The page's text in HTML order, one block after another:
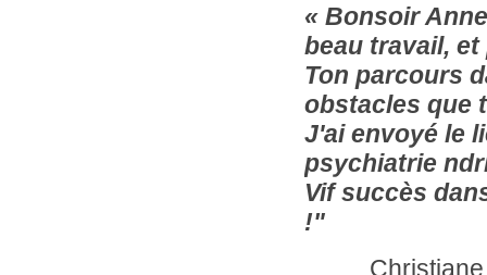
« Bonsoir
beau travail,
Ton parcours
obstacles que
J'ai envoyé le
psychiatrie
Vif succès
!"
Christiane